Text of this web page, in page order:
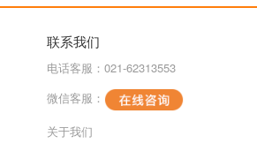
联系我们
电话客服：021-62313553
微信客服：
关于我们